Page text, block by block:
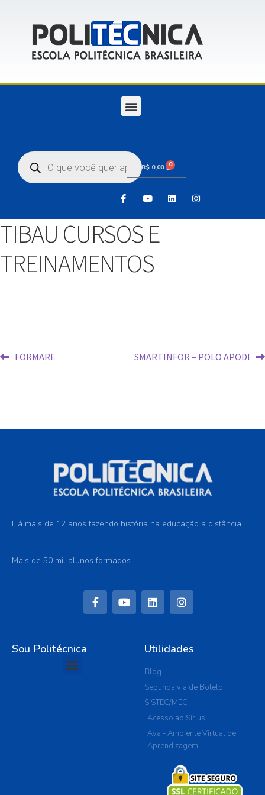
R$ 0,00 0
TIBAU CURSOS E
TREINAMENTOS
FORMARE SMARTINFOR – POLO APODI
Há mais de 12 anos fazendo história na educação a distância.
Mais de 50 mil alunos formados
Sou Politécnica Utilidades
Blog
Segunda via de Boleto
SISTEC/MEC
Acesso ao Sírius
Ava - Ambiente Virtual de
Aprendizagem